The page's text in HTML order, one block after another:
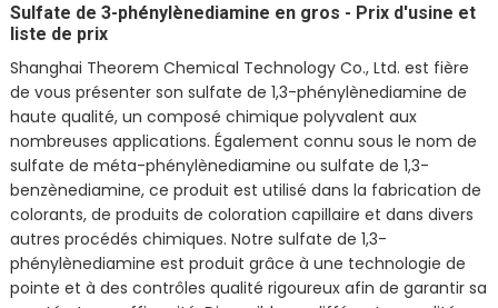
Sulfate de 3-phénylènediamine en gros - Prix d'usine et
liste de prix
Shanghai Theorem Chemical Technology Co., Ltd. est fière
de vous présenter son sulfate de 1,3-phénylènediamine de
haute qualité, un composé chimique polyvalent aux
nombreuses applications. Également connu sous le nom de
sulfate de méta-phénylènediamine ou sulfate de 1,3-
benzènediamine, ce produit est utilisé dans la fabrication de
colorants, de produits de coloration capillaire et dans divers
autres procédés chimiques. Notre sulfate de 1,3-
phénylènediamine est produit grâce à une technologie de
pointe et à des contrôles qualité rigoureux afin de garantir sa